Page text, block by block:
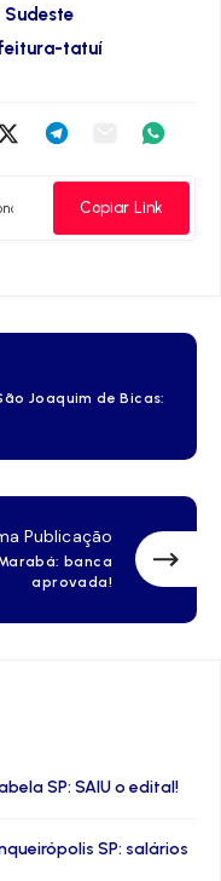
Sudeste
tatuí
CompartilhaCompartilha
Telegram
Compartilha
Email
Copiar Link
Joaquim de Bicas:
Publicação
banca
aprovada!
SP: SAIU o edital!
SP: salários